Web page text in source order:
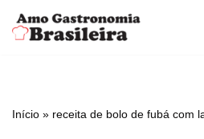
Pular
conteúdo
Início » receita de bolo de fubá com